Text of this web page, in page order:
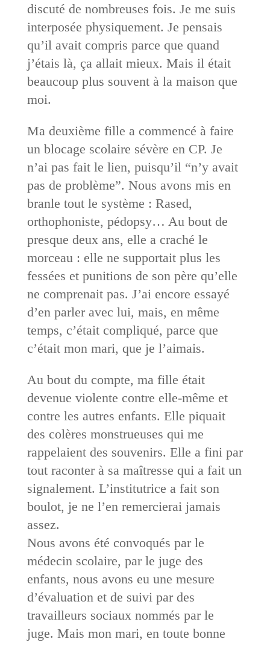
discuté de nombreuses fois. Je me suis
interposée physiquement. Je pensais
qu’il avait compris parce que quand
j’étais là, ça allait mieux. Mais il était
beaucoup plus souvent à la maison que
moi.
Ma deuxième fille a commencé à faire
un blocage scolaire sévère en CP. Je
n’ai pas fait le lien, puisqu’il “n’y avait
pas de problème”. Nous avons mis en
branle tout le système : Rased,
orthophoniste, pédopsy… Au bout de
presque deux ans, elle a craché le
morceau : elle ne supportait plus les
fessées et punitions de son père qu’elle
ne comprenait pas. J’ai encore essayé
d’en parler avec lui, mais, en même
temps, c’était compliqué, parce que
c’était mon mari, que je l’aimais.
Au bout du compte, ma fille était
devenue violente contre elle-même et
contre les autres enfants. Elle piquait
des colères monstrueuses qui me
rappelaient des souvenirs. Elle a fini par
tout raconter à sa maîtresse qui a fait un
signalement. L’institutrice a fait son
boulot, je ne l’en remercierai jamais
assez.
Nous avons été convoqués par le
médecin scolaire, par le juge des
enfants, nous avons eu une mesure
d’évaluation et de suivi par des
travailleurs sociaux nommés par le
juge. Mais mon mari, en toute bonne